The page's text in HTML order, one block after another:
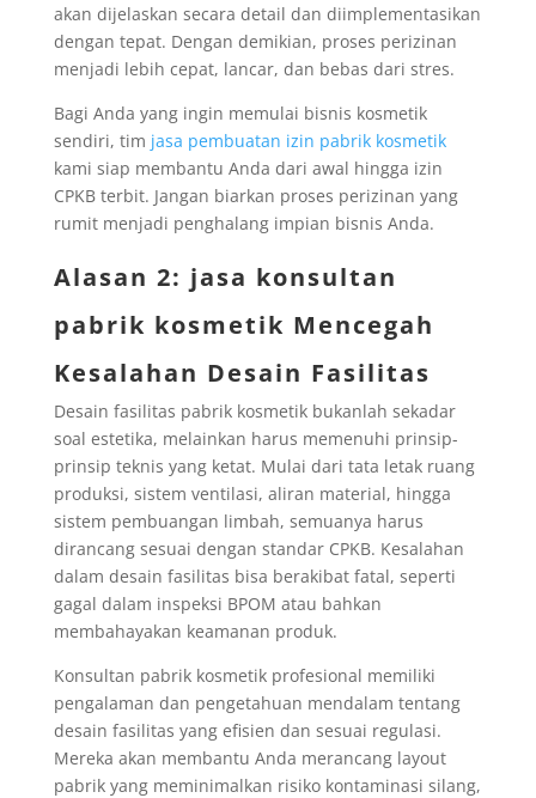
akan dijelaskan secara detail dan diimplementasikan
dengan tepat. Dengan demikian, proses perizinan
menjadi lebih cepat, lancar, dan bebas dari stres.
Bagi Anda yang ingin memulai bisnis kosmetik
sendiri, tim jasa pembuatan izin pabrik kosmetik
kami siap membantu Anda dari awal hingga izin
CPKB terbit. Jangan biarkan proses perizinan yang
rumit menjadi penghalang impian bisnis Anda.
Alasan 2: jasa konsultan
pabrik kosmetik Mencegah
Kesalahan Desain Fasilitas
Desain fasilitas pabrik kosmetik bukanlah sekadar
soal estetika, melainkan harus memenuhi prinsip-
prinsip teknis yang ketat. Mulai dari tata letak ruang
produksi, sistem ventilasi, aliran material, hingga
sistem pembuangan limbah, semuanya harus
dirancang sesuai dengan standar CPKB. Kesalahan
dalam desain fasilitas bisa berakibat fatal, seperti
gagal dalam inspeksi BPOM atau bahkan
membahayakan keamanan produk.
Konsultan pabrik kosmetik profesional memiliki
pengalaman dan pengetahuan mendalam tentang
desain fasilitas yang efisien dan sesuai regulasi.
Mereka akan membantu Anda merancang layout
pabrik yang meminimalkan risiko kontaminasi silang,